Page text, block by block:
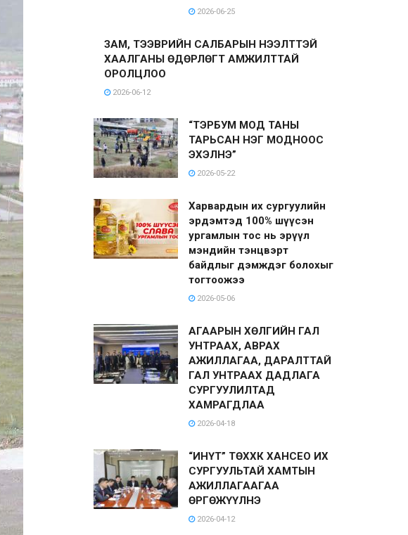
2026-06-25
ЗАМ, ТЭЭВРИЙН САЛБАРЫН НЭЭЛТТЭЙ
ХААЛГАНЫ ӨДӨРЛӨГТ АМЖИЛТТАЙ
ОРОЛЦЛОО
2026-06-12
“ТЭРБУМ МОД ТАНЫ
ТАРЬСАН НЭГ МОДНООС
ЭХЭЛНЭ”
2026-05-22
Харвардын их сургуулийн
эрдэмтэд 100% шүүсэн
ургамлын тос нь эрүүл
мэндийн тэнцвэрт
байдлыг дэмждэг болохыг
тогтоожээ
2026-05-06
АГААРЫН ХӨЛГИЙН ГАЛ
УНТРААХ, АВРАХ
АЖИЛЛАГАА, ДАРАЛТТАЙ
ГАЛ УНТРААХ ДАДЛАГА
СУРГУУЛИЛТАД
ХАМРАГДЛАА
2026-04-18
“ИНҮТ” ТӨХХК ХАНСЕО ИХ
СУРГУУЛЬТАЙ ХАМТЫН
АЖИЛЛАГААГАА
ӨРГӨЖҮҮЛНЭ
2026-04-12